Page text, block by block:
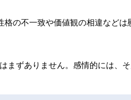
の不一致や価値観の相違などは
まずありません。感情的には、